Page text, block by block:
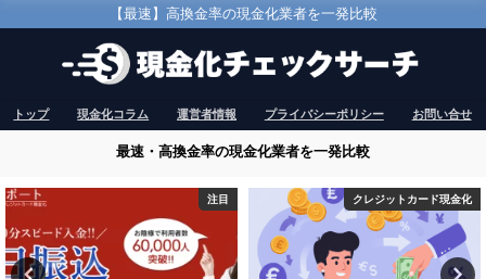
【最速】高換金率の現金化業者を一発比較
トップ 現金化コラム 運営者情報 プライバシーポリシー お問い合せ
最速・高換金率の現金化業者を一発比較
クレジットカード現金化 注目